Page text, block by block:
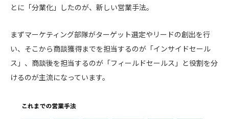
とに「分業化」したのが、新しい営業手法。
まずマーケティング部隊がターゲット選定やリードの創出を行
い、そこから商談獲得までを担当するのが「インサイドセール
ス」、商談後を担当するのが「フィールドセールス」と役割を分
けるのが主流になっています。